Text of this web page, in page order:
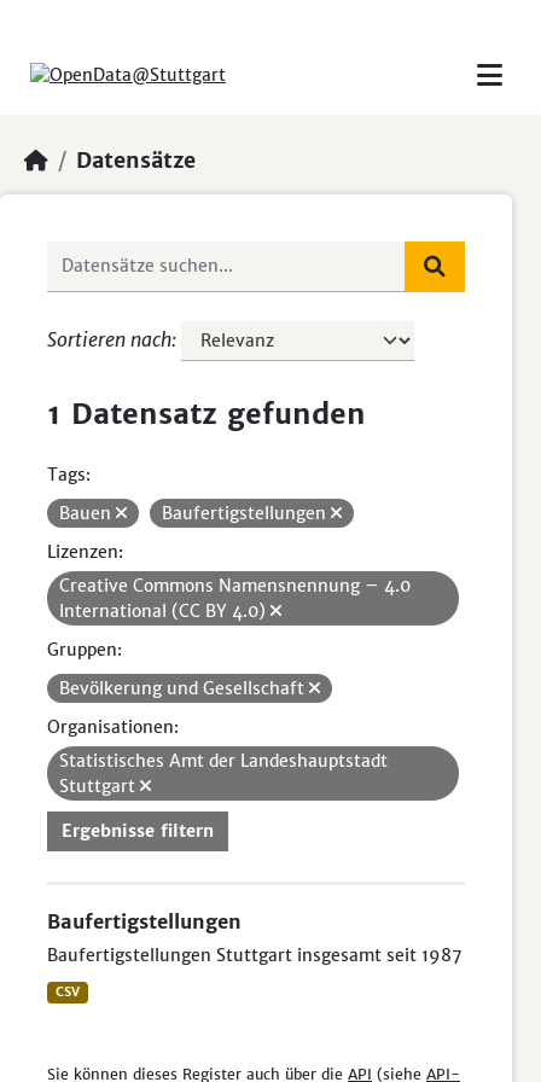
Datensätze
Sortieren nach
1 Datensatz gefunden
Tags:
Bauen
Baufertigstellungen
Lizenzen:
Creative Commons Namensnennung – 4.0
International (CC BY 4.0)
Gruppen:
Bevölkerung und Gesellschaft
Organisationen:
Statistisches Amt der Landeshauptstadt
Stuttgart
Ergebnisse filtern
Baufertigstellungen
Baufertigstellungen Stuttgart insgesamt seit 1987
CSV
Sie können dieses Register auch über die API (siehe API-